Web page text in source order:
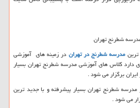
شطرنج تهران
مدرسه شطرنج در تهران در زمینه های آموزشی
دارد کلاس های آموزشی مدرسه شطرنج تهران بسیار
برگزار می شود .
شطرنج تهران بسیار پیشرفته و با جدید ترین
می شود .